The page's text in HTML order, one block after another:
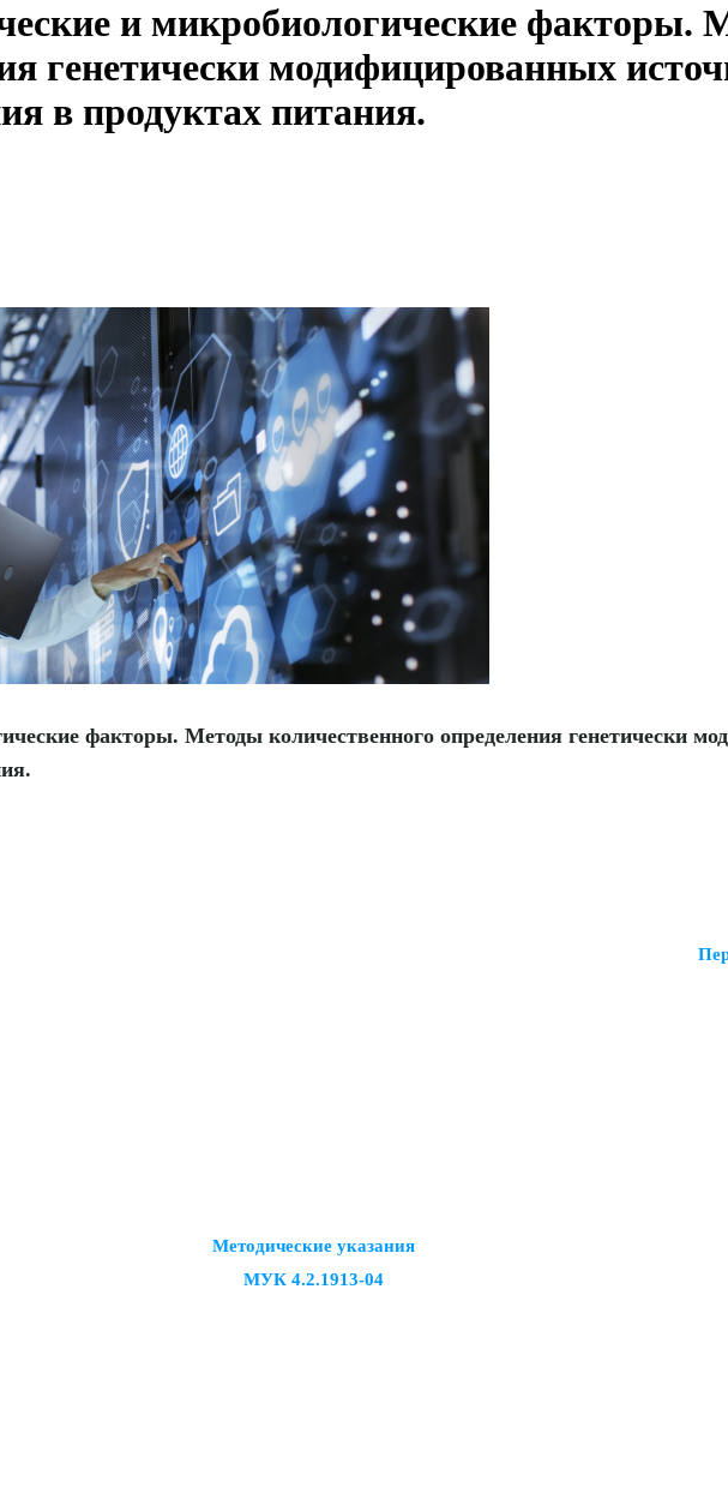
и микробиологические факторы.
генетически модифицированных
в продуктах питания.
факторы. Методы количественного определения генетически
Методические указания
МУК 4.2.1913-04